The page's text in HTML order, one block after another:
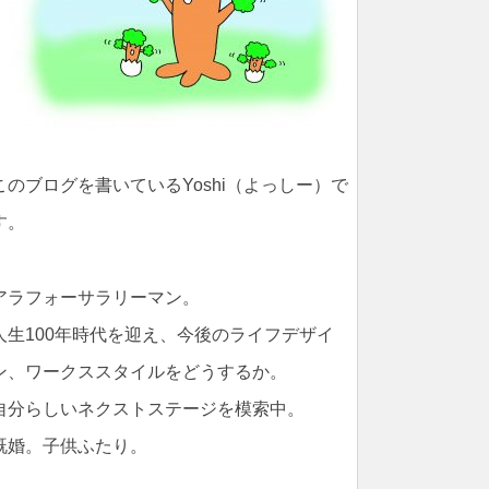
のブログを書いているYoshi（よっしー）で
。
ラフォーサラリーマン。
生100年時代を迎え、今後のライフデザイ
、ワークススタイルをどうするか。
分らしいネクストステージを模索中。
婚。子供ふたり。